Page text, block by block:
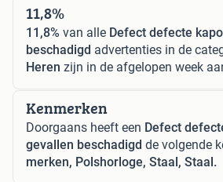
11,8%
11,8% van alle Defect defecte
beschadigd advertenties in de
Heren zijn in de afgelopen week
Kenmerken
Doorgaans heeft een Defect
gevallen beschadigd de volgende
merken, Polshorloge, Staal, Staal.